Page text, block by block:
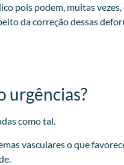
pois podem, muitas
da correção dessas
urgências?
como tal.
vasculares o que